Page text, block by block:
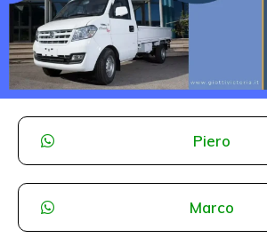
Piero
Marco